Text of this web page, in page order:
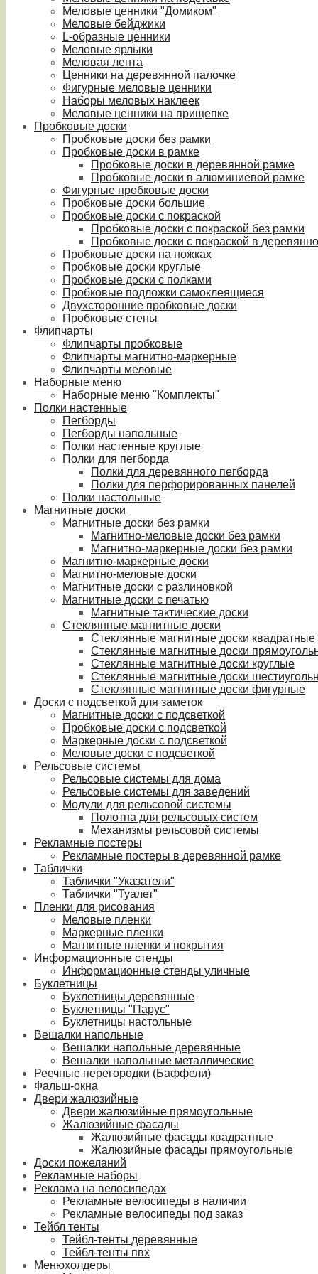
Меловые ценники "Домиком"
Меловые бейджики
L-образные ценники
Меловые ярлыки
Меловая лента
Ценники на деревянной палочке
Фигурные меловые ценники
Наборы меловых наклеек
Меловые ценники на прищепке
Пробковые доски
Пробковые доски без рамки
Пробковые доски в рамке
Пробковые доски в деревянной рамке
Пробковые доски в алюминиевой рамке
Фигурные пробковые доски
Пробковые доски большие
Пробковые доски с покраской
Пробковые доски с покраской без рамки
Пробковые доски с покраской в
Пробковые доски на ножках
Пробковые доски круглые
Пробковые доски с полками
Пробковые подложки самоклеящиеся
Двухсторонние пробковые доски
Пробковые стены
Флипчарты
Флипчарты пробковые
Флипчарты магнитно-маркерные
Флипчарты меловые
Наборные меню
Наборные меню "Комплекты"
Полки настенные
Пегборды
Пегборды напольные
Полки настенные круглые
Полки для пегборда
Полки для деревянного пегборда
Полки для перфорированных панелей
Полки настольные
Магнитные доски
Магнитные доски без рамки
Магнитно-меловые доски без рамки
Магнитно-маркерные доски без рамки
Магнитно-маркерные доски
Магнитно-меловые доски
Магнитные доски с разлиновкой
Магнитные доски с печатью
Магнитные тактические доски
Стеклянные магнитные доски
Стеклянные магнитные доски квадратные
Стеклянные магнитные доски
Стеклянные магнитные доски круглые
Стеклянные магнитные доски
Стеклянные магнитные доски фигурные
Доски с подсветкой для заметок
Магнитные доски с подсветкой
Пробковые доски с подсветкой
Маркерные доски с подсветкой
Меловые доски с подсветкой
Рельсовые системы
Рельсовые системы для дома
Рельсовые системы для заведений
Модули для рельсовой системы
Полотна для рельсовых систем
Механизмы рельсовой системы
Рекламные постеры
Рекламные постеры в деревянной рамке
Таблички
Таблички "Указатели"
Таблички "Туалет"
Пленки для рисования
Меловые пленки
Маркерные пленки
Магнитные пленки и покрытия
Информационные стенды
Информационные стенды уличные
Буклетницы
Буклетницы деревянные
Буклетницы "Парус"
Буклетницы настольные
Вешалки напольные
Вешалки напольные деревянные
Вешалки напольные металлические
Реечные перегородки (Баффели)
Фальш-окна
Двери жалюзийные
Двери жалюзийные прямоугольные
Жалюзийные фасады
Жалюзийные фасады квадратные
Жалюзийные фасады прямоугольные
Доски пожеланий
Рекламные наборы
Реклама на велосипедах
Рекламные велосипеды в наличии
Рекламные велосипеды под заказ
Тейбл тенты
Тейбл-тенты деревянные
Тейбл-тенты пвх
Менюхолдеры